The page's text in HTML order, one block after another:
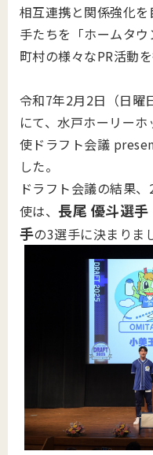
相互連携と関係強化
手たちを「ホームタ
町村の様々なPR活動
令和7年2月2日（日曜
にて、水戸ホーリー
使ドラフト会議
した。
ドラフト会議の結果
使は、長尾 優斗選
手の3選手に決まりま